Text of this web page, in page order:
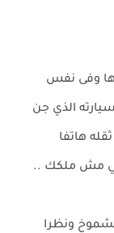
وفى نفس
الذي جن
هاتفا
مش ملكك ..
ونظرا